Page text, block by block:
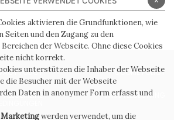
POLICY COOKIE POLICY
ALLGEMEINE
WHISTLEBLOWING
aktivieren die Grundfunktionen, wie
Seiten und den Zugang zu den
der Webseite. Ohne diese Cookies
nicht korrekt.
unterstützen die Inhaber der Webseite
die Besucher mit der Webseite
Daten in anonymer Form erfasst und
Marketingwerden verwendet, um die